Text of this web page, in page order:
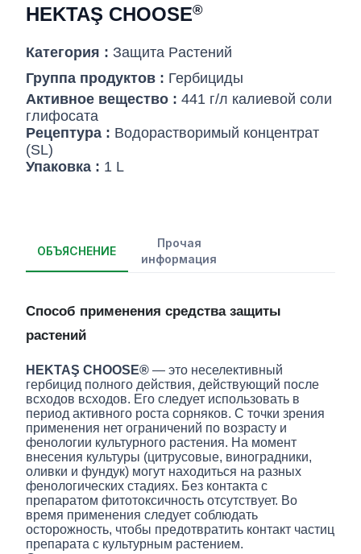
HEKTAŞ CHOOSE®
Категория : Защита Pастений
Группа продуктов : Гербициды
Активное вещество : 441 г/л калиевой соли
глифосата
Рецептура : Водорастворимый концентрат
(SL)
Упаковка : 1 L
ОБЪЯСНЕНИЕ
Прочая
информация
Способ применения средства защиты
растений
HEKTAŞ CHOOSE® — это неселективный
гербицид полного действия, действующий после
всходов всходов. Его следует использовать в
период активного роста сорняков. С точки зрения
применения нет ограничений по возрасту и
фенологии культурного растения. На момент
внесения культуры (цитрусовые, виноградники,
оливки и фундук) могут находиться на разных
фенологических стадиях. Без контакта с
препаратом фитотоксичность отсутствует. Во
время применения следует соблюдать
осторожность, чтобы предотвратить контакт частиц
препарата с культурным растением.